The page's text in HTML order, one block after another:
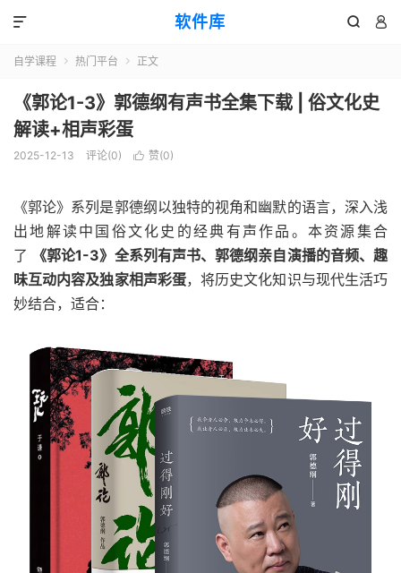
软件库  

自学课程  热门平台  正文
《郭论1-3》郭德纲有声书全集下载 | 俗文化史
解读+相声彩蛋
2025-12-13 评论(0)  赞(0)
《郭论》系列是郭德纲以独特的视角和幽默的语言，深入浅
出地解读中国俗文化史的经典有声作品。本资源集合
了
《郭论1-3》全系列有声书、郭德纲亲自演播的音频、趣
味互动内容及独家相声彩蛋，将历史文化知识与现代生活巧
妙结合，适合：